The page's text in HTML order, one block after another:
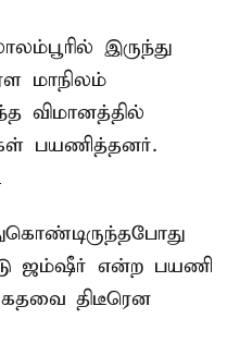
இருந்து
மாநிலம்
விமானத்தில்
பயணித்தனர்.
ஜம்ஷீர் என்ற பயணி
திடீரென